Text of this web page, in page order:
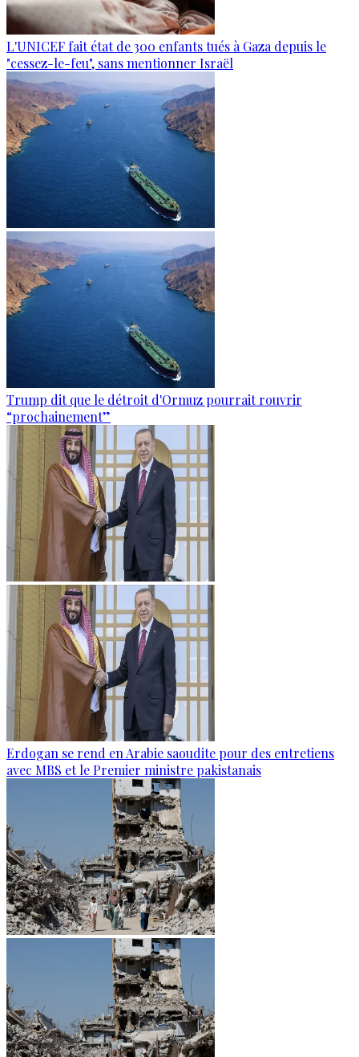
L'UNICEF fait état de 300 enfants tués à Gaza depuis le
"cessez-le-feu", sans mentionner Israël
Trump dit que le détroit d'Ormuz pourrait rouvrir
“prochainement”
Erdogan se rend en Arabie saoudite pour des entretiens
avec MBS et le Premier ministre pakistanais